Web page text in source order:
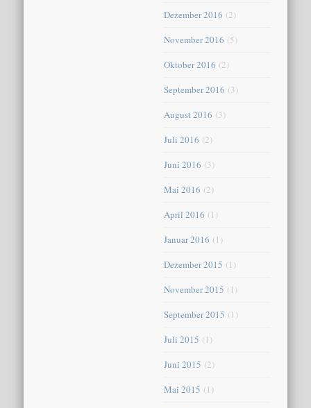
Dezember 2016 (2)
November 2016 (5)
Oktober 2016 (2)
September 2016 (3)
August 2016 (3)
Juli 2016 (2)
Juni 2016 (3)
Mai 2016 (2)
April 2016 (1)
Januar 2016 (1)
Dezember 2015 (1)
November 2015 (1)
September 2015 (1)
Juli 2015 (1)
Juni 2015 (2)
Mai 2015 (1)